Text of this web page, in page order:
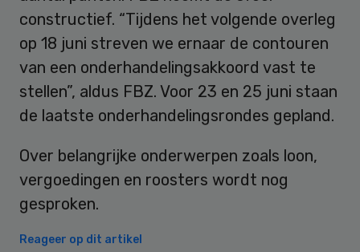
constructief. “Tijdens het volgende overleg
op 18 juni streven we ernaar de contouren
van een onderhandelingsakkoord vast te
stellen”, aldus FBZ. Voor 23 en 25 juni staan
de laatste onderhandelingsrondes gepland.
Over belangrijke onderwerpen zoals loon,
vergoedingen en roosters wordt nog
gesproken.
Reageer op dit artikel